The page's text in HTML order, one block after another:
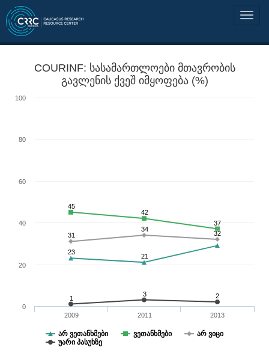
COURINF: სასამართლოები მთავრობის
გავლენის ქვეშ იმყოფება (%)
1
3 2
31
34
32
45
42
37
23
21
არ ვეთანხმები ვეთანხმები
არ ვიცი
უარი პასუხზე
2009 2011 2013
0
20
40
60
80
100